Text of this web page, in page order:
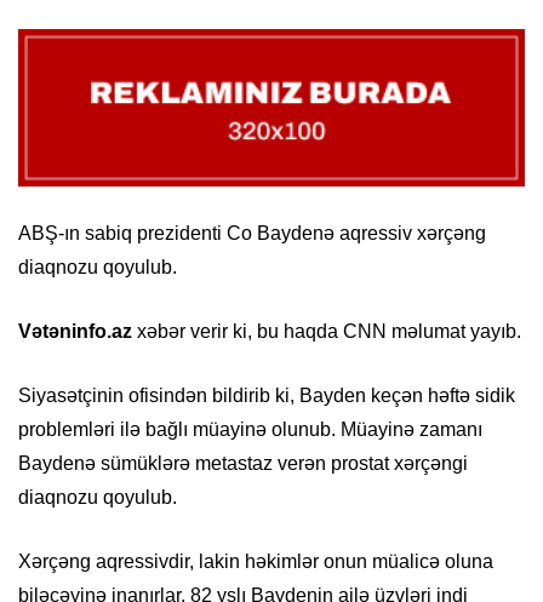
ABŞ-ın sabiq prezidenti Co Baydenə aqressiv xərçəng
diaqnozu qoyulub.
Vətəninfo.az xəbər verir ki, bu haqda CNN məlumat yayıb.
Siyasətçinin ofisindən bildirib ki, Bayden keçən həftə sidik
problemləri ilə bağlı müayinə olunub. Müayinə zamanı
Baydenə sümüklərə metastaz verən prostat xərçəngi
diaqnozu qoyulub.
Xərçəng aqressivdir, lakin həkimlər onun müalicə oluna
biləcəyinə inanırlar. 82 yşlı Baydenin ailə üzvləri indi